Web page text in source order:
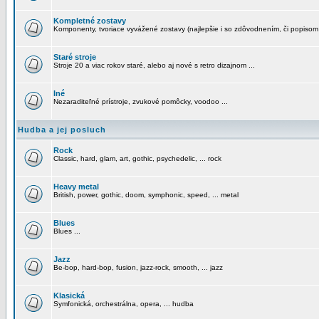
Kompletné zostavy
Komponenty, tvoriace vyvážené zostavy (najlepšie i so zdôvodnením, či
Staré stroje
Stroje 20 a viac rokov staré, alebo aj nové s retro dizajnom ...
Iné
Nezaraditeľné prístroje, zvukové pomôcky, voodoo ...
Hudba a jej posluch
Rock
Classic, hard, glam, art, gothic, psychedelic, ... rock
Heavy metal
British, power, gothic, doom, symphonic, speed, ... metal
Blues
Blues ...
Jazz
Be-bop, hard-bop, fusion, jazz-rock, smooth, ... jazz
Klasická
Symfonická, orchestrálna, opera, ... hudba